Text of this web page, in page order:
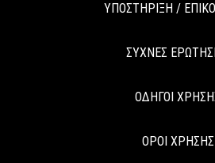
ΥΠΟΣΤΗΡΙΞΗ /
ΣΥΧΝΕΣ
ΟΔΗΓΟΙ
ΟΡΟΙ ΧΡΗΣΗΣ